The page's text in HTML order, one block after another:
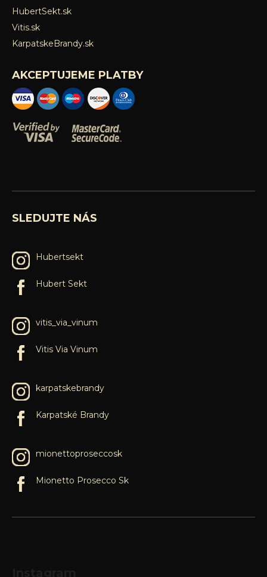
HubertSekt.sk
Vitis.sk
KarpatskeBrandy.sk
AKCEPTUJEME PLATBY
SLEDUJTE NÁS
Hubertsekt
Hubert Sekt
vitis_via_vinum
Vitis Via Vinum
karpatskebrandy
Karpatské Brandy
mionettoproseccosk
Mionetto Prosecco Sk